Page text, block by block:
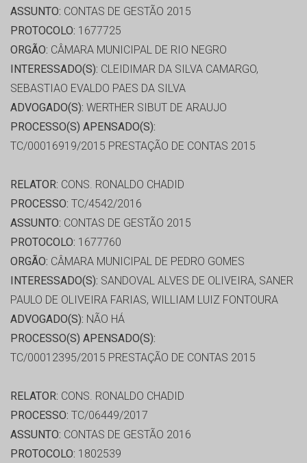
ASSUNTO: CONTAS DE GESTÃO 2015
PROTOCOLO: 1677725
ORGÃO: CÂMARA MUNICIPAL DE RIO NEGRO
INTERESSADO(S): CLEIDIMAR DA SILVA CAMARGO,
SEBASTIAO EVALDO PAES DA SILVA
ADVOGADO(S): WERTHER SIBUT DE ARAUJO
PROCESSO(S) APENSADO(S):
TC/00016919/2015 PRESTAÇÃO DE CONTAS 2015
RELATOR: CONS. RONALDO CHADID
PROCESSO: TC/4542/2016
ASSUNTO: CONTAS DE GESTÃO 2015
PROTOCOLO: 1677760
ORGÃO: CÂMARA MUNICIPAL DE PEDRO GOMES
INTERESSADO(S): SANDOVAL ALVES DE OLIVEIRA, SANER
PAULO DE OLIVEIRA FARIAS, WILLIAM LUIZ FONTOURA
ADVOGADO(S): NÃO HÁ
PROCESSO(S) APENSADO(S):
TC/00012395/2015 PRESTAÇÃO DE CONTAS 2015
RELATOR: CONS. RONALDO CHADID
PROCESSO: TC/06449/2017
ASSUNTO: CONTAS DE GESTÃO 2016
PROTOCOLO: 1802539